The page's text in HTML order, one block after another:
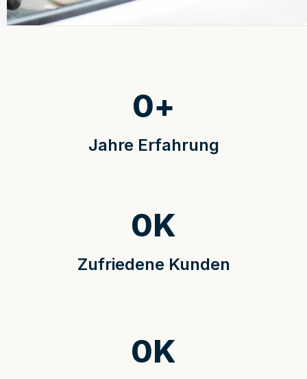
Jahre Erfahrung
0+
Zufriedene Kunden
0K
0K